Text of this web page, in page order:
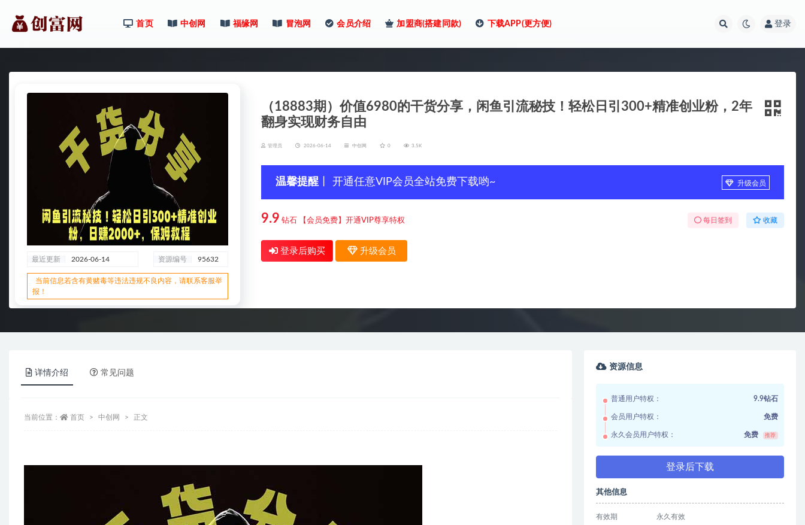
首页 中创网 福缘网 冒泡网 会员介绍 加盟商(搭建同款) 下载APP(更方便) 登录
最近更新 2026-06-14 资源编号 95632
当前信息若含有黄赌毒等违法违规不良内容，请联系客服举
报！
（18883期）价值6980的干货分享，闲鱼引流秘技！轻松日引300+精准创业粉，2年
翻身实现财务自由
管理员 2026-06-14 中创网 0 3.5K
温馨提醒 丨 开通任意VIP会员全站免费下载哟~ 升级会员
9.9 钻石 【会员免费】开通VIP尊享特权 每日签到 收藏
登录后购买 升级会员
详情介绍 常见问题
当前位置： 首页 中创网 正文
资源信息
普通用户特权： 9.9钻石
会员用户特权： 免费
永久会员用户特权： 免费 推荐
登录后下载
其他信息
有效期 永久有效